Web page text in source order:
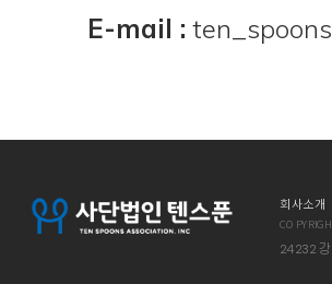
E-mail :
회사소개
24232